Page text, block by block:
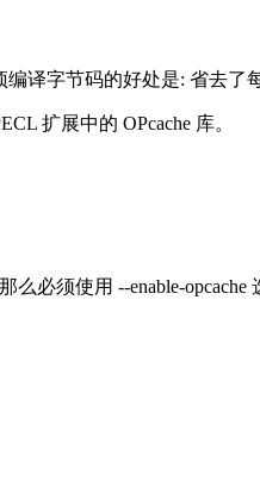
译字节码的好处是: 省去了
扩展中的 OPcache 库。
必须使用 --enable-